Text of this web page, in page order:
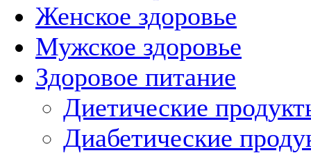
Женское здоровье
Мужское здоровье
Здоровое питание
Диетические
Диабетические